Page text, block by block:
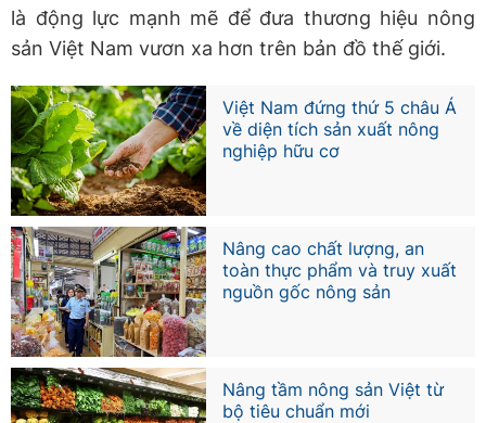
là động lực mạnh mẽ để đưa thương hiệu nông
sản Việt Nam vươn xa hơn trên bản đồ thế giới.
Việt Nam đứng thứ 5 châu Á
về diện tích sản xuất nông
nghiệp hữu cơ
Nâng cao chất lượng, an
toàn thực phẩm và truy xuất
nguồn gốc nông sản
Nâng tầm nông sản Việt từ
bộ tiêu chuẩn mới